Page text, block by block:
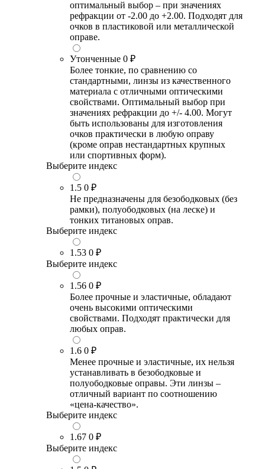
оптимальный выбор – при значениях
рефракции от -2.00 до +2.00. Подходят для
очков в пластиковой или металлической
оправе.
Утонченные 0 ₽
Более тонкие, по сравнению со
стандартными, линзы из качественного
материала с отличными оптическими
свойствами. Оптимальный выбор при
значениях рефракции до +/- 4.00. Могут
быть использованы для изготовления
очков практически в любую оправу
(кроме оправ нестандартных крупных
или спортивных форм).
Выберите индекс
1.5 0 ₽
Не предназначены для безободковых (без
рамки), полуободковых (на леске) и
тонких титановых оправ.
Выберите индекс
1.53 0 ₽
Выберите индекс
1.56 0 ₽
Более прочные и эластичные, обладают
очень высокими оптическими
свойствами. Подходят практически для
любых оправ.
1.6 0 ₽
Менее прочные и эластичные, их нельзя
устанавливать в безободковые и
полуободковые оправы. Эти линзы –
отличный вариант по соотношению
«цена-качество».
Выберите индекс
1.67 0 ₽
Выберите индекс